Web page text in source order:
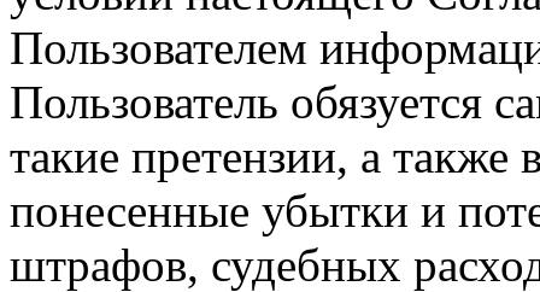
Пользователем
Пользователь обязуется
такие претензии, а также
понесенные убытки и
штрафов, судебных